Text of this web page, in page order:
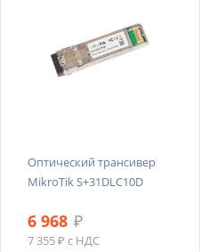
Оптический трансивер
MikroTik S+31DLC10D
6 968 ₽
7 355 ₽ с НДС